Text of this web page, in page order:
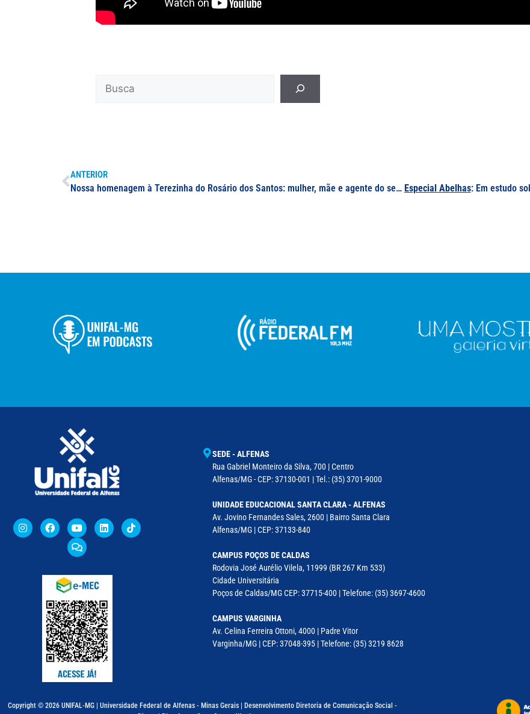
ANTERIOR
Nossa homenagem à Terezinha do Rosário dos Santos: mulher, mãe e agente do serviço público com 34 dedicados à UNIFAL-MG Especial Abelhas: Em estudo sobre comportamento social das
SEDE - ALFENAS
Rua Gabriel Monteiro da Silva, 700 | Centro
Alfenas/MG - CEP: 37130-001 | Tel.: (35) 3701-9000
UNIDADE EDUCACIONAL SANTA CLARA - ALFENAS
Av. Jovino Fernandes Sales, 2600 | Bairro Santa Clara
Alfenas/MG | CEP: 37133-840
CAMPUS POÇOS DE CALDAS
Rodovia José Aurélio Vilela, 11999 (BR 267 Km 533)
Cidade Universitária
Poços de Caldas/MG CEP: 37715-400 | Telefone: (35) 3697-4600
CAMPUS VARGINHA
Av. Celina Ferreira Ottoni, 4000 | Padre Vitor
Varginha/MG | CEP: 37048-395 | Telefone: (35) 3219 8628
Copyright © 2026 UNIFAL-MG | Universidade Federal de Alfenas - Minas Gerais | Desenvolvimento Diretoria de Comunicação Social -